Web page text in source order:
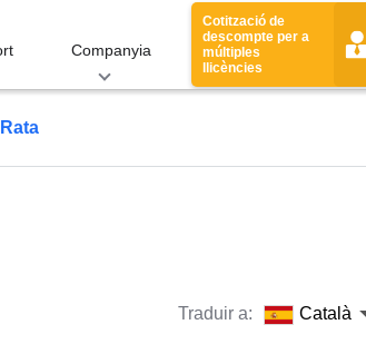
Companyia
Cotització de
descompte per a
múltiples
llicències
Traduir a: Català